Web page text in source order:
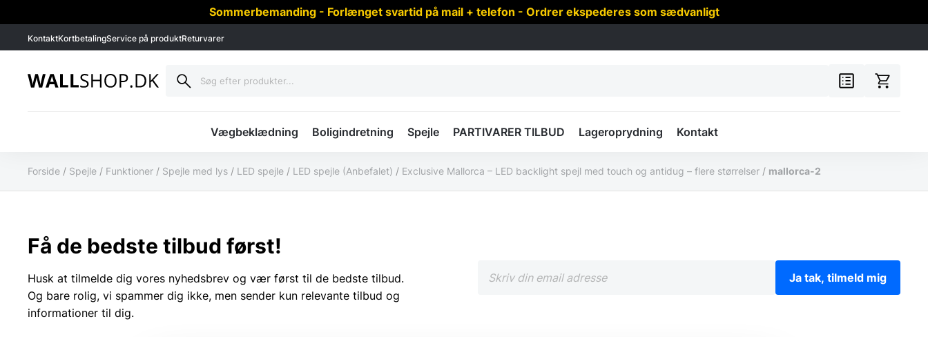
Sommerbemanding - Forlænget svartid på mail + telefon - Ordrer ekspederes som sædvanligt
KontaktKortbetalingService på produktReturvarer
Vægbeklædning Boligindretning Spejle PARTIVARER TILBUD Lageroprydning Kontakt
Forside / Spejle / Funktioner / Spejle med lys / LED spejle / LED spejle (Anbefalet) / Exclusive Mallorca – LED backlight spejl med touch og antidug – flere størrelser / mallorca-2
Få de bedste tilbud først!
Husk at tilmelde dig vores nyhedsbrev og vær først til de bedste tilbud.
Og bare rolig, vi spammer dig ikke, men sender kun relevante tilbud og
informationer til dig.
Ja tak, tilmeld mig